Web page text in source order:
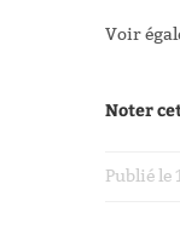
Voir
Noter
Publié